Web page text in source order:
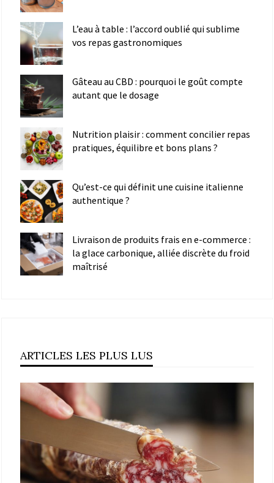
L’eau à table : l’accord oublié qui sublime
vos repas gastronomiques
Gâteau au CBD : pourquoi le goût compte
autant que le dosage
Nutrition plaisir : comment concilier repas
pratiques, équilibre et bons plans ?
Qu’est-ce qui définit une cuisine italienne
authentique ?
Livraison de produits frais en e-commerce :
la glace carbonique, alliée discrète du froid
maîtrisé
ARTICLES LES PLUS LUS